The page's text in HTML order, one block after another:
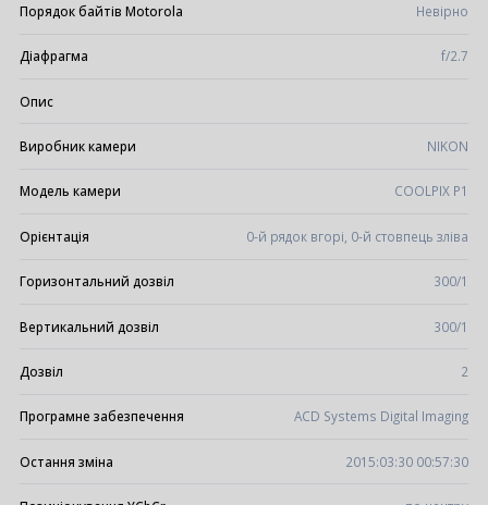
Порядок байтів Motorola Невірно
Діафрагма f/2.7
Опис
Виробник камери NIKON
Модель камери COOLPIX P1
Орієнтація 0-й рядок вгорі, 0-й стовпець зліва
Горизонтальний дозвіл 300/1
Вертикальний дозвіл 300/1
Дозвіл 2
Програмне забезпечення ACD Systems Digital Imaging
Остання зміна 2015:03:30 00:57:30